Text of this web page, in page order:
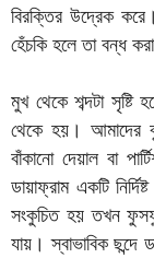
বিরক্তির উদ্রেক
হেঁচকি হলে তা বন্ধ
মুখ থেকে শব্দটা সৃষ্টি
থেকে হয়। আমাদের
বাঁকানো দেয়াল বা
ডায়াফ্রাম একটি
সংকুচিত হয় তখন
যায়। স্বাভাবিক ছন্দে